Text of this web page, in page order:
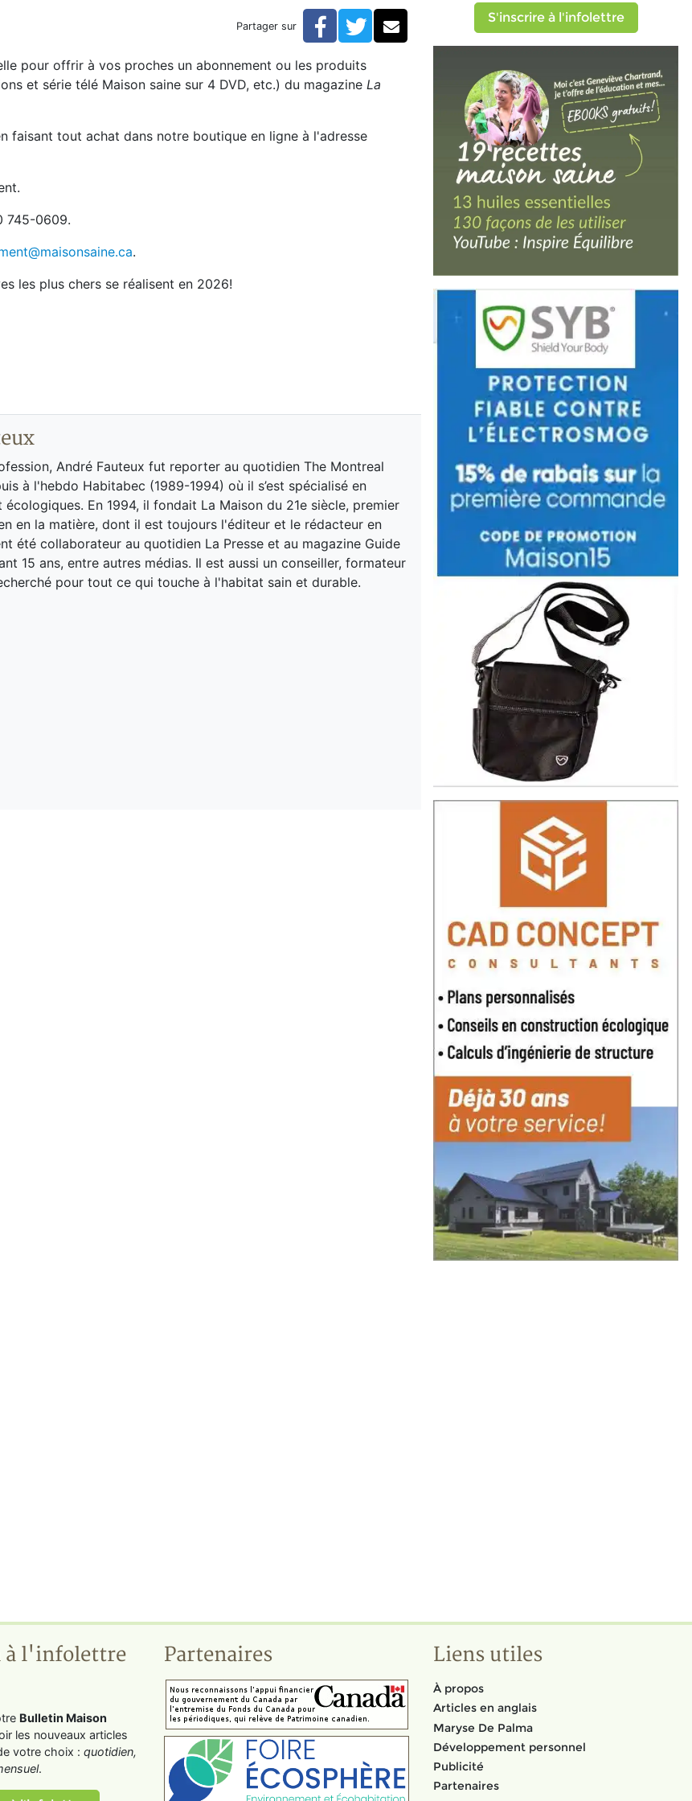
Noël! Partager sur Facebook
TwitterCourriel
pour offrir à vos proches un abonnement ou les produits
et série télé Maison saine sur 4 DVD, etc.) du magazine La
faisant tout achat dans notre boutique en ligne à l'adresse
745-0609.
.
les plus chers se réalisent en 2026!
André Fauteux fut reporter au quotidien The Montreal
à l'hebdo Habitabec (1989-1994) où il s’est spécialisé en
écologiques. En 1994, il fondait La Maison du 21e siècle, premier
en la matière, dont il est toujours l'éditeur et le rédacteur en
été collaborateur au quotidien La Presse et au magazine Guide
15 ans, entre autres médias. Il est aussi un conseiller, formateur
pour tout ce qui touche à l'habitat sain et durable.
S'inscrire à l'infolettre
à l'infolettre
Bulletin Maison
les nouveaux articles
votre choix : quotidien,
.
Partenaires Liens utiles
À propos
Articles en anglais
Maryse De Palma
Développement personnel
Publicité
Partenaires